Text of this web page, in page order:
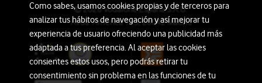
© 2026 Vodafone España S.A.U.
Avda. América 115, 28042 Madrid
Como sabes, usamos cookies propias y de terceros para
analizar tus hábitos de navegación y así mejorar tu
experiencia de usuario ofreciendo una publicidad más
adaptada a tus preferencia. Al aceptar las cookies
consientes estos usos, pero podrás retirar tu
consentimiento sin problema en las funciones de tu